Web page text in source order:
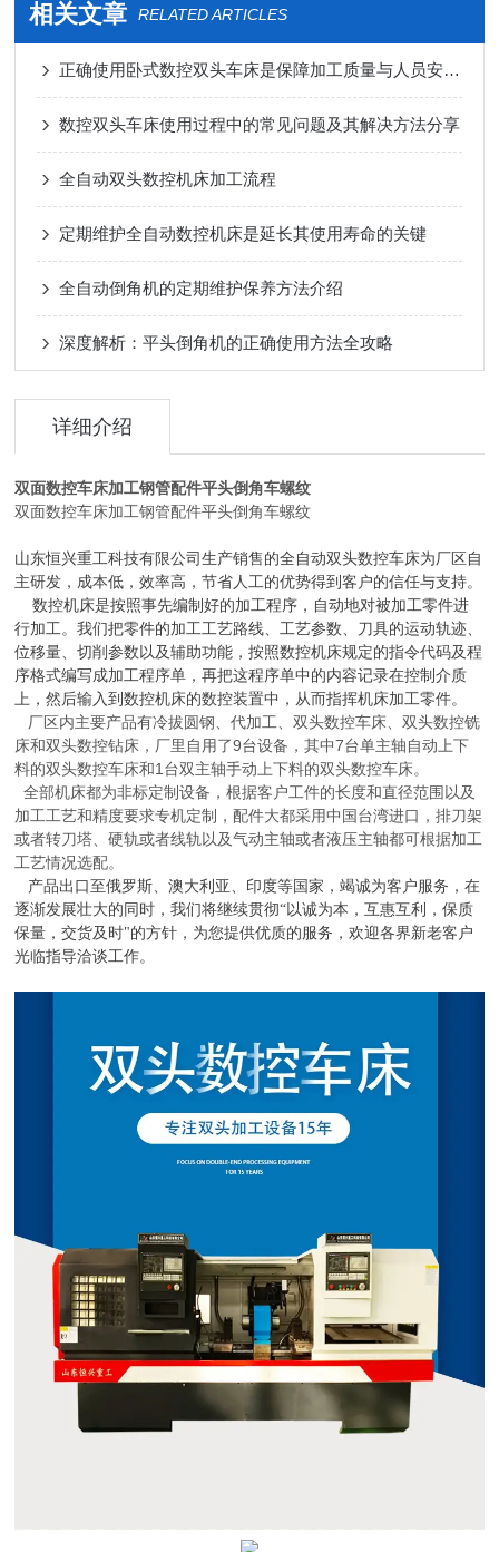
相关文章 RELATED ARTICLES
正确使用卧式数控双头车床是保障加工质量与人员安全的关键
数控双头车床使用过程中的常见问题及其解决方法分享
全自动双头数控机床加工流程
定期维护全自动数控机床是延长其使用寿命的关键
全自动倒角机的定期维护保养方法介绍
深度解析：平头倒角机的正确使用方法全攻略
详细介绍
双面数控车床加工钢管配件平头倒角车螺纹
双面数控车床加工钢管配件平头倒角车螺纹
山东恒兴重工科技有限公司生产销售的全自动双头数控车床为厂区自
主研发，成本低，效率高，节省人工的优势得到客户的信任与支持。
数控机床是按照事先编制好的加工程序，自动地对被加工零件进
行加工。我们把零件的加工工艺路线、工艺参数、刀具的运动轨迹、
位移量、切削参数以及辅助功能，按照数控机床规定的指令代码及程
序格式编写成加工程序单，再把这程序单中的内容记录在控制介质
上，然后输入到数控机床的数控装置中，从而指挥机床加工零件。
厂区内主要产品有冷拔圆钢、代加工、双头数控车床、双头数控铣
床和双头数控钻床，厂里自用了9台设备，其中7台单主轴自动上下
料的双头数控车床和1 台双主轴手动上下料的双头数控车床。
全部机床都为非标定制设备，根据客户工件的长度和直径范围以及
加工工艺和精度要求专机定制，配件大都采用中国台湾进口，排刀架
或者转刀塔、硬轨或者线轨以及气动主轴或者液压主轴都可根据加工
工艺情况选配。
产品出口至俄罗斯、澳大利亚、印度等国家，竭诚为客户服务，在
逐渐发展壮大的同时，我们将继续贯彻“以诚为本，互惠互利，保质
保量，交货及时"的方针，为您提供优质的服务，欢迎各界新老客户
光临指导洽谈工作。